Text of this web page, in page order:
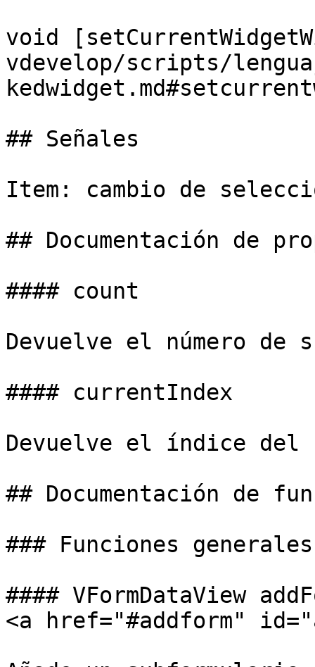
void
vdevelop/scripts/
## Señales
Item: cambio de
## Documentación de
#### count
Devuelve el número de
#### currentIndex
Devuelve el índice del
## Documentación de
### Funciones generales
#### VFormDataView
<a href="#addform"